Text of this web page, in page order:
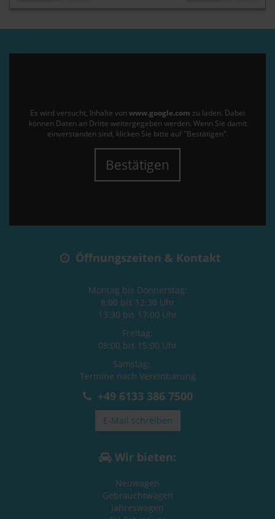
Es wird versucht, Inhalte von www.google.com zu laden. Dabei
können Daten an Dritte weitergegeben werden. Wenn Sie damit
einverstanden sind, klicken Sie bitte auf "Bestätigen".
Bestätigen
Öffnungszeiten & Kontakt
Montag bis Donnerstag:
8:00 bis 12:30 Uhr
13:30 bis 17:00 Uhr
Freitag:
08:00 bis 15:00 Uhr
Samstag:
Termine nach Vereinbarung
+49 6133 386 7500
E-Mail schreiben
Wir bieten:
Neuwagen
Gebrauchtwagen
Jahreswagen